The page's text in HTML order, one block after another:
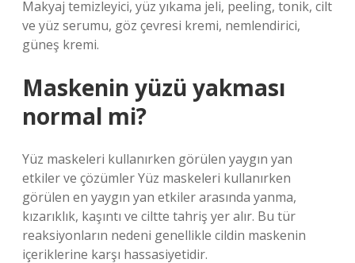
Makyaj temizleyici, yüz yıkama jeli, peeling, tonik, cilt
ve yüz serumu, göz çevresi kremi, nemlendirici,
güneş kremi.
Maskenin yüzü yakması
normal mi?
Yüz maskeleri kullanırken görülen yaygın yan
etkiler ve çözümler Yüz maskeleri kullanırken
görülen en yaygın yan etkiler arasında yanma,
kızarıklık, kaşıntı ve ciltte tahriş yer alır. Bu tür
reaksiyonların nedeni genellikle cildin maskenin
içeriklerine karşı hassasiyetidir.